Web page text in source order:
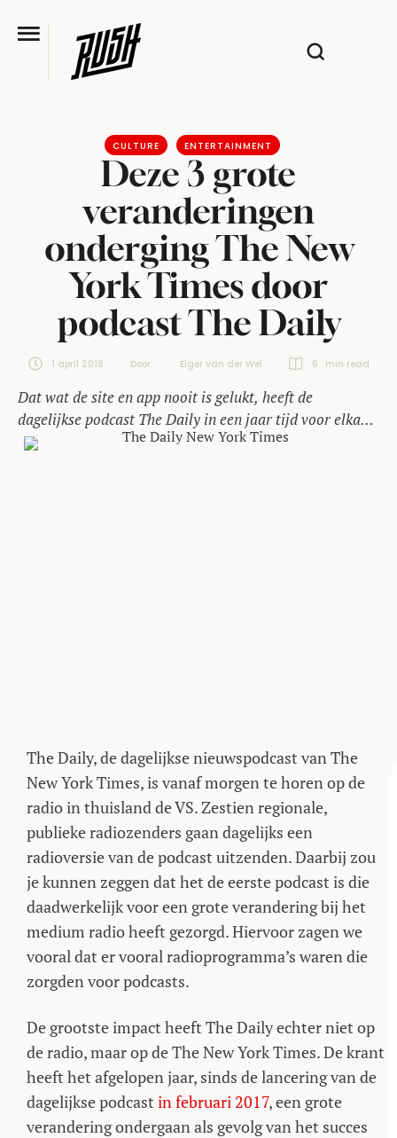
CULTURE ENTERTAINMENT
Deze 3 grote
veranderingen
onderging The New
York Times door
podcast The Daily
1 april 2018 Door: Elger van der Wel 6 min read
Dat wat de site en app nooit is gelukt, heeft de
dagelijkse podcast The Daily in een jaar tijd voor elkaar
gekregen.
The Daily, de dagelijkse nieuwspodcast van The
New York Times, is vanaf morgen te horen op de
radio in thuisland de VS. Zestien regionale,
publieke radiozenders gaan dagelijks een
radioversie van de podcast uitzenden. Daarbij zou
je kunnen zeggen dat het de eerste podcast is die
daadwerkelijk voor een grote verandering bij het
medium radio heeft gezorgd. Hiervoor zagen we
vooral dat er vooral radioprogramma’s waren die
zorgden voor podcasts.
De grootste impact heeft The Daily echter niet op
de radio, maar op de The New York Times. De krant
heeft het afgelopen jaar, sinds de lancering van de
dagelijkse podcast in februari 2017, een grote
verandering ondergaan als gevolg van het succes